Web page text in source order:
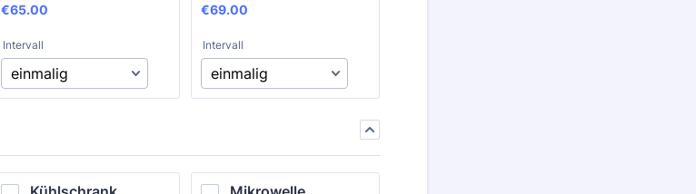
€65.00
€65.00
Intervall
€69.00
€69.00
Intervall